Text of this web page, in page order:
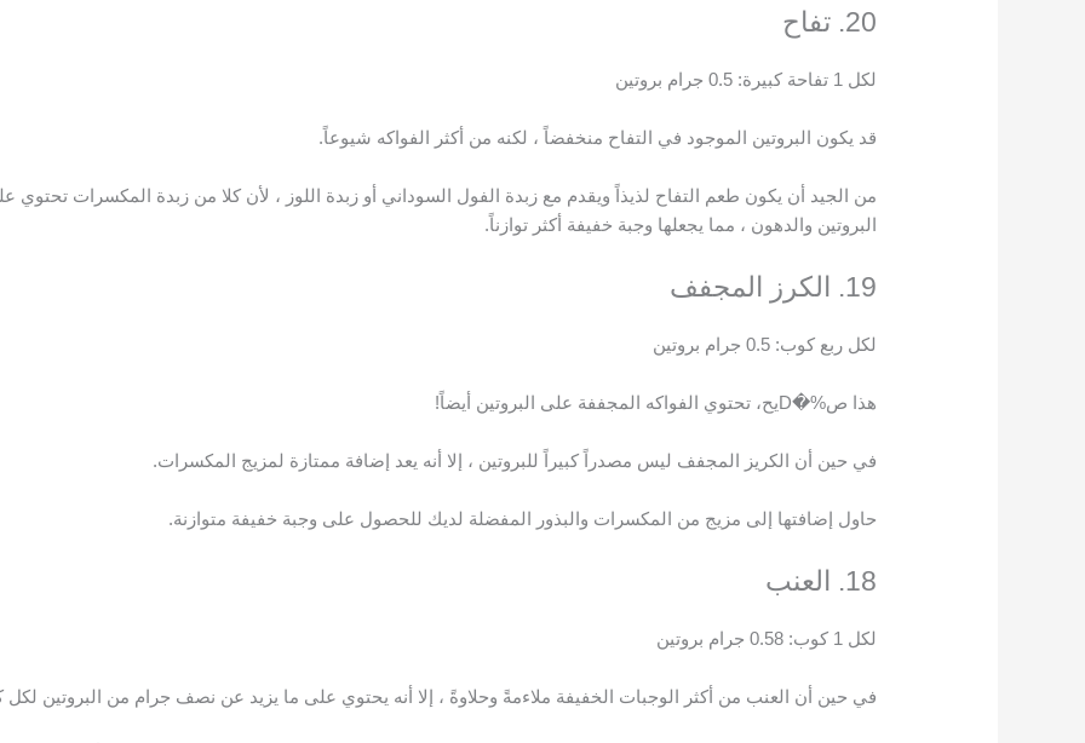
20. تفاح
لكل 1 تفاحة كبيرة: 0.5 جرام بروتين
قد يكون البروتين الموجود في التفاح منخفضاً ، لكنه من أكثر الفواكه شيوعاً.
من الجيد أن يكون طعم التفاح لذيذاً ويقدم مع زبدة الفول السوداني أو زبدة اللوز ، لأن كلا من زبدة المكسرات تحتوي
البروتين والدهون ، مما يجعلها وجبة خفيفة أكثر توازناً.
19. الكرز المجفف
لكل ربع كوب: 0.5 جرام بروتين
هذا ص%�Dيح، تحتوي الفواكه المجففة على البروتين أيضاً!
في حين أن الكريز المجفف ليس مصدراً كبيراً للبروتين ، إلا أنه يعد إضافة ممتازة لمزيج المكسرات.
حاول إضافتها إلى مزيج من المكسرات والبذور المفضلة لديك للحصول على وجبة خفيفة متوازنة.
18. العنب
لكل 1 كوب: 0.58 جرام بروتين
في حين أن العنب من أكثر الوجبات الخفيفة ملاءمةً وحلاوةً ، إلا أنه يحتوي على ما يزيد عن نصف جرام من البروتين